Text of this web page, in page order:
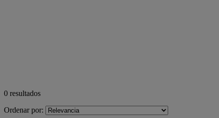
0 resultados
Ordenar por: